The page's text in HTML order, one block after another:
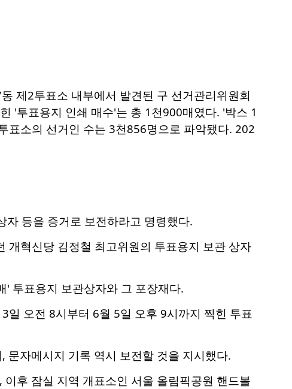
제2투표소 내부에서 발견된 구 선거관리위원회
'투표용지 인쇄 매수'는 총 1천900매였다. '박스 1
표소의 선거인 수는 3천856명으로 파악됐다. 202
자 등을 증거로 보전하라고 명령했다.
개혁신당 김정철 최고위원의 투표용지 보관 상자
투표용지 보관상자와 그 포장재다.
일 오전 8시부터 6월 5일 오후 9시까지 찍힌 투표
문자메시지 기록 역시 보전할 것을 지시했다.
후 잠실 지역 개표소인 서울 올림픽공원 핸드볼